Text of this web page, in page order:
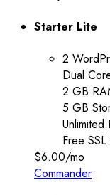
Starter Lite
2
Dual
2 GB
5 GB
Unlimited
Free
$6.00/mo
Commander